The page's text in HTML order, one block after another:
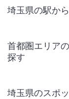
埼玉県の駅か
首都圏エリア
探す
埼玉県のスポ